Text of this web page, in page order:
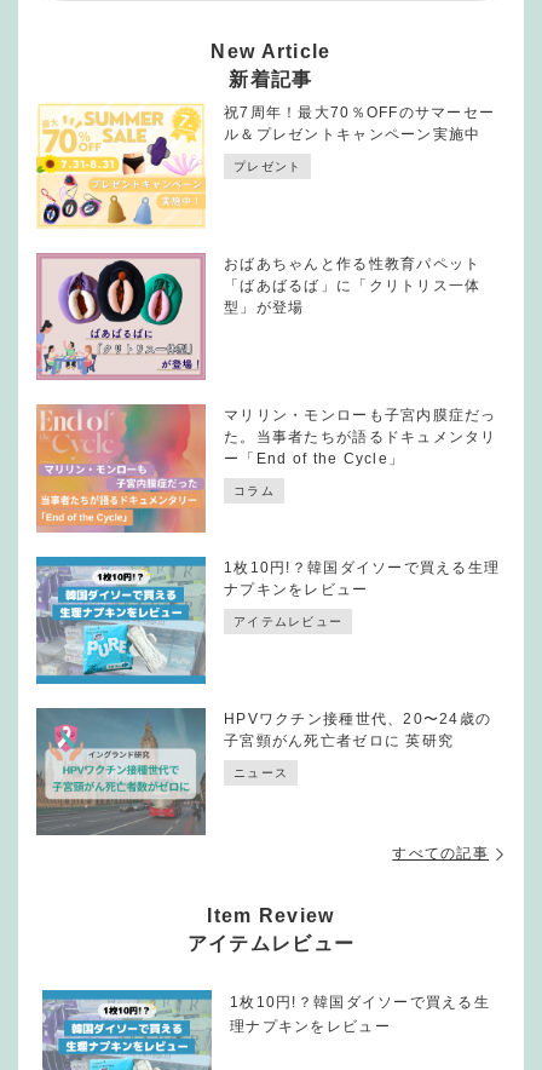
New Article
新着記事
祝7周年！最大70％OFFのサマーセー
ル＆プレゼントキャンペーン実施中
プレゼント
おばあちゃんと作る性教育パペット
「ばあばるば」に「クリトリス一体
型」が登場
マリリン・モンローも子宮内膜症だっ
た。当事者たちが語るドキュメンタリ
ー「End of the Cycle」
コラム
1枚10円!？韓国ダイソーで買える生理
ナプキンをレビュー
アイテムレビュー
HPVワクチン接種世代、20〜24歳の
子宮頸がん死亡者ゼロに 英研究
ニュース
すべての記事
Item Review
アイテムレビュー
1枚10円!？韓国ダイソーで買える生
理ナプキンをレビュー